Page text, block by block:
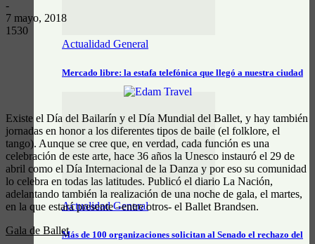
Actualidad General
Mercado libre: la estafa telefónica que llegó a nuestra ciudad
Actualidad General
Más de 100 organizaciones solicitan al Senado el rechazo del
-
7 mayo, 2018
1530
Existe el Día del Bailarín y el Día Mundial del Ballet, y hay también
jornadas en honor a los diferentes tipos de baile (el folklore, el
tango). Aunque se cree que, en verdad, cada función es una
celebración de este arte, hace 36 años la Unesco instauró el 29 de
abril como el Día Internacional de la Danza y por eso su comunidad
lo celebra en todas las latitudes. Publicó el diario La Nación,
adelantando también la realización de una noche de gala, el martes,
en la que estará presente –entre otros- el Ballet Brandsen.
Gala de Ballet